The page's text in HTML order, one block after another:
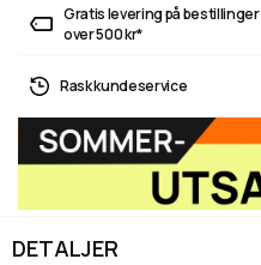
Gratis levering på bestillinger
over 500 kr*
Rask kundeservice
DETALJER